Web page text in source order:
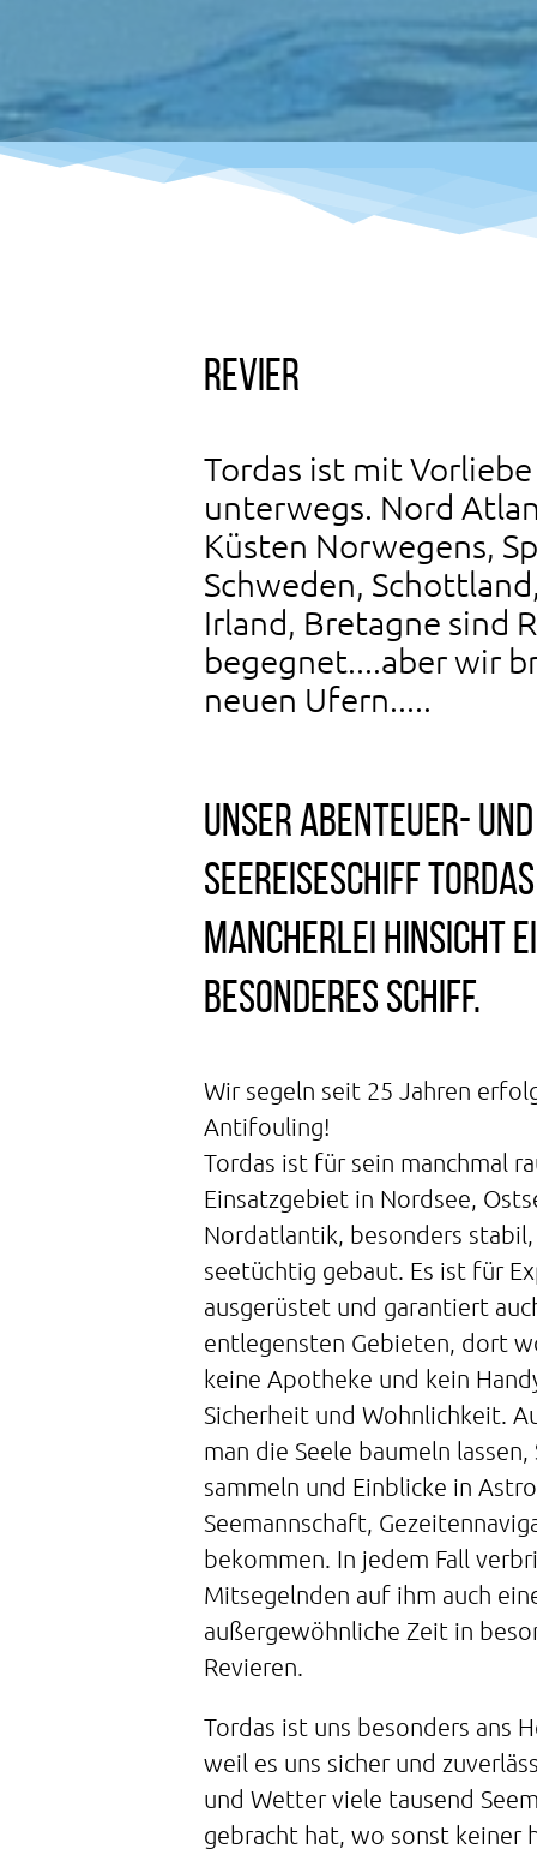
Revier
Tordas ist mit
unterwegs. Nord
Küsten Norwegens,
Schweden,
Irland, Bretagne sind
begegnet....aber wir
neuen Ufern.....
Unser Abenteuer- und
Seereiseschiff
mancherlei Hinsicht
besonderes Schiff.
Wir segeln seit 25 Jahren
Antifouling!
Tordas ist für sein manchmal
Einsatzgebiet in Nordsee,
Nordatlantik, besonders
seetüchtig gebaut. Es ist für
ausgerüstet und garantiert
entlegensten Gebieten, dort
keine Apotheke und kein
Sicherheit und Wohnlichkeit.
man die Seele baumeln lassen,
sammeln und Einblicke in
Seemannschaft,
bekommen. In jedem Fall
Mitsegelnden auf ihm auch
außergewöhnliche Zeit in
Revieren.
Tordas ist uns besonders ans
weil es uns sicher und
und Wetter viele tausend
gebracht hat, wo sonst keiner